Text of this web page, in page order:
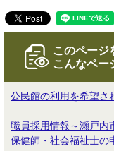
このページ
こんなペー
公民館の利用を希望さ
職員採用情報～瀬戸
保健師・社会福祉士の